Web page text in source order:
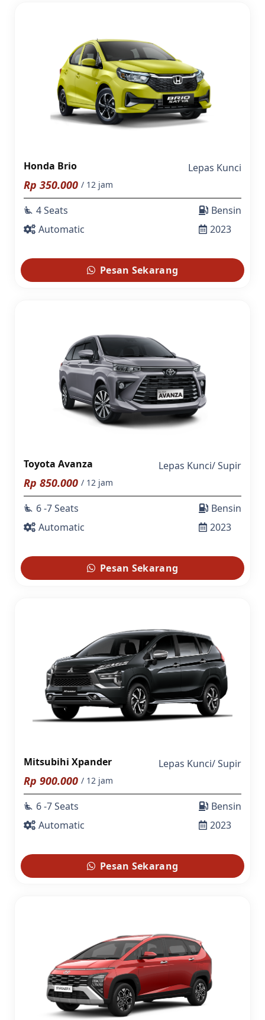
Honda Brio Lepas Kunci
Rp 350.000 / 12 jam
airline_seat_recline_extra 4 Seats
Automatic
Bensin
2023
Pesan Sekarang
Toyota Avanza Lepas Kunci/Supir
Rp 850.000 / 12 jam
airline_seat_recline_extra 6 -7 Seats
Automatic
Bensin
2023
Pesan Sekarang
Mitsubihi Xpander Lepas Kunci/Supir
Rp 900.000 / 12 jam
airline_seat_recline_extra 6 -7 Seats
Automatic
Bensin
2023
Pesan Sekarang